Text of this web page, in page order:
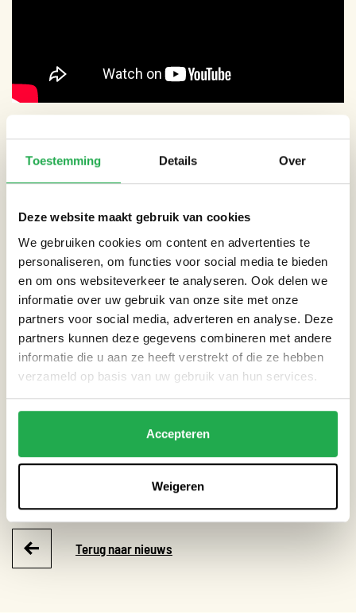
Toestemming Details Over
Deze website maakt gebruik van cookies
We gebruiken cookies om content en advertenties te
personaliseren, om functies voor social media te bieden
en om ons websiteverkeer te analyseren. Ook delen we
informatie over uw gebruik van onze site met onze
partners voor social media, adverteren en analyse. Deze
partners kunnen deze gegevens combineren met andere
informatie die u aan ze heeft verstrekt of die ze hebben
verzameld op basis van uw gebruik van hun services.
Accepteren
Weigeren
THEMA’S
Droogte
Extreme neerslag
Hitte
Overstromingsrisico
Terug naar nieuws